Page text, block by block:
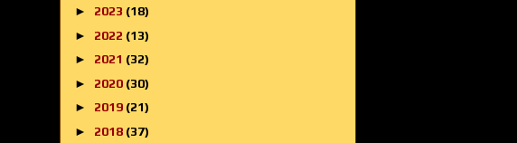
► 2023 (18)
► 2022 (13)
► 2021 (32)
► 2020 (30)
► 2019 (21)
► 2018 (37)